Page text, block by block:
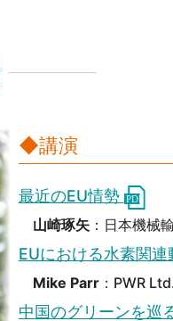
◆講演
最近のEU情勢
山崎琢矢：日本機械
EUにおける水素関
Mike Parr：PWR
中国のグリーンを巡